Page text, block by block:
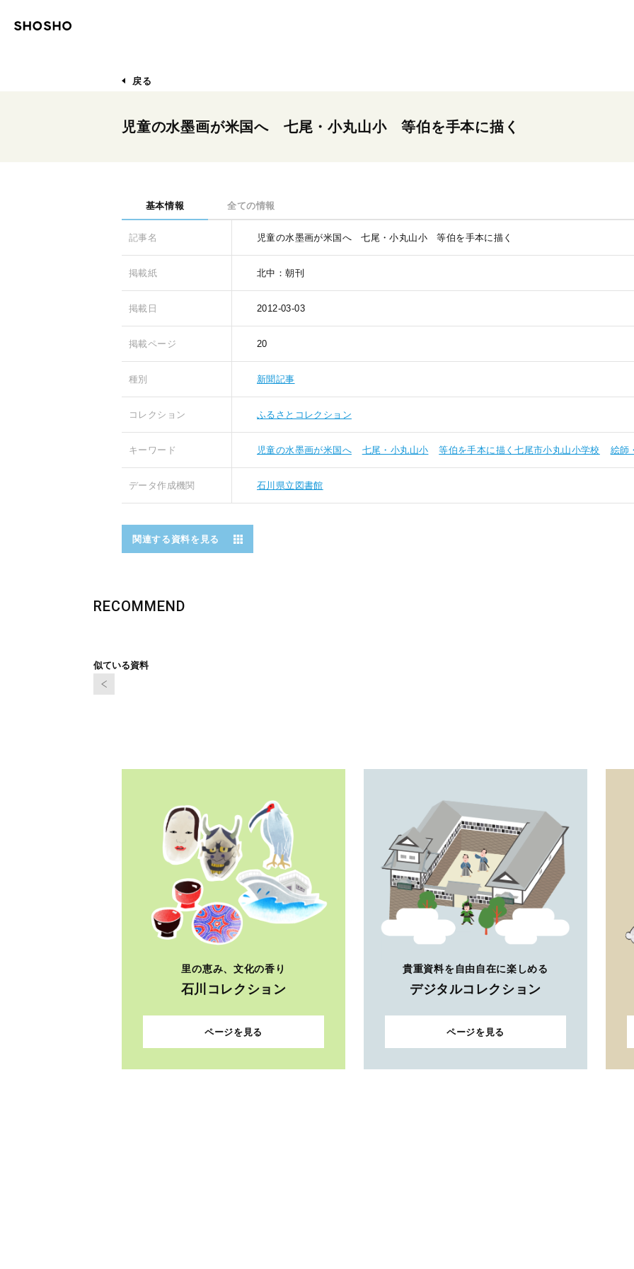
戻る
児童の水墨画が米国へ 七尾・小丸山小 等伯を手本に描く
基本情報 全ての情報
記事名 児童の水墨画が米国へ 七尾・小丸山小 等伯を手本に描く
掲載紙 北中：朝刊
掲載日 2012-03-03
掲載ページ 20
種別 新聞記事
コレクション ふるさとコレクション
キーワード 児童の水墨画が米国へ 七尾・小丸山小 等伯を手本に描く七尾市小丸山小学校 絵師
データ作成機関 石川県立図書館
関連する資料を見る
RECOMMEND
似ている資料
里の恵み、文化の香り
石川コレクション
ページを見る
貴重資料を自由自在に楽しめる
デジタルコレクション
ページを見る